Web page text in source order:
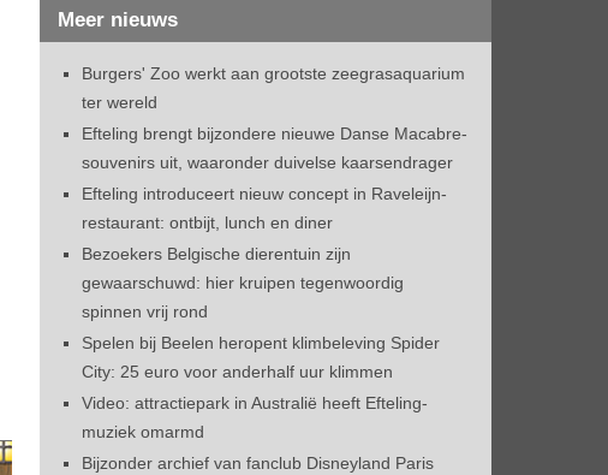
Meer nieuws
Burgers' Zoo werkt aan grootste zeegrasaquarium
ter wereld
Efteling brengt bijzondere nieuwe Danse Macabre-
souvenirs uit, waaronder duivelse kaarsendrager
Efteling introduceert nieuw concept in Raveleijn-
restaurant: ontbijt, lunch en diner
Bezoekers Belgische dierentuin zijn
gewaarschuwd: hier kruipen tegenwoordig
spinnen vrij rond
Spelen bij Beelen heropent klimbeleving Spider
City: 25 euro voor anderhalf uur klimmen
Video: attractiepark in Australië heeft Efteling-
muziek omarmd
Bijzonder archief van fanclub Disneyland Paris